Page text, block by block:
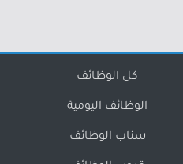
كل الوظائف
الوظائف اليومية
سناب الوظائف